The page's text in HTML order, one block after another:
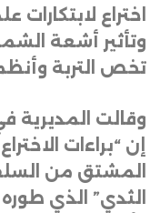
اختراع
وتأثير أشعة
تخص التربة
وقالت المديرية
إن “براءات
المشتق من
الثدي” الذي